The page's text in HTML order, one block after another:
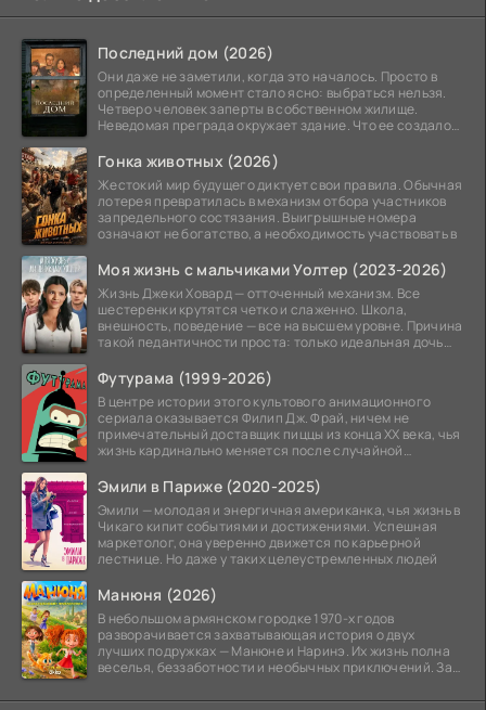
Последний дом (2026)
Они даже не заметили, когда это началось. Просто в
определенный момент стало ясно: выбраться нельзя.
Четверо человек заперты в собственном жилище.
Неведомая преграда окружает здание. Что ее создало
Гонка животных (2026)
Жестокий мир будущего диктует свои правила. Обычная
лотерея превратилась в механизм отбора участников
запредельного состязания. Выигрышные номера
означают не богатство, а необходимость участвовать в
Моя жизнь с мальчиками Уолтер (2023-2026)
Жизнь Джеки Ховард — отточенный механизм. Все
шестеренки крутятся четко и слаженно. Школа,
внешность, поведение — все на высшем уровне. Причина
такой педантичности проста: только идеальная дочь
Футурама (1999-2026)
В центре истории этого культового анимационного
сериала оказывается Филип Дж. Фрай, ничем не
примечательный доставщик пиццы из конца XX века, чья
жизнь кардинально меняется после случайной
Эмили в Париже (2020-2025)
Эмили — молодая и энергичная американка, чья жизнь в
Чикаго кипит событиями и достижениями. Успешная
маркетолог, она уверенно движется по карьерной
лестнице. Но даже у таких целеустремленных людей
Манюня (2026)
В небольшом армянском городке 1970-х годов
разворачивается захватывающая история о двух
лучших подружках — Манюне и Наринэ. Их жизнь полна
веселья, беззаботности и необычных приключений. За